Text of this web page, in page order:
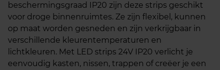
beschermingsgraad IP20 zijn deze strips geschikt
voor droge binnenruimtes. Ze zijn flexibel, kunnen
op maat worden gesneden en zijn verkrijgbaar in
verschillende kleurentemperaturen en
lichtkleuren. Met LED strips 24V IP20 verlicht je
eenvoudig kasten, nissen, trappen of creëer je een